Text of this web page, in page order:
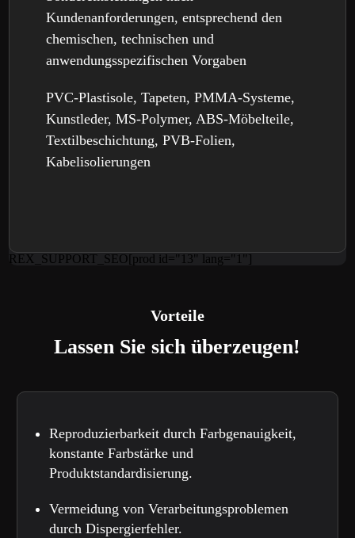
Kundenanforderungen, entsprechend den
chemischen, technischen und
anwendungsspezifischen Vorgaben
PVC-Plastisole, Tapeten,PMMA-Systeme,
Kunstleder, MS-Polymer,ABS-Möbelteile,
Textilbeschichtung,PVB-Folien,
Kabelisolierungen
REX_SUPPORT_SEO[prod id="13" lang="1"]
Vorteile
Lassen Sie sich überzeugen!
Reproduzierbarkeit durch Farbgenauigkeit,
konstante Farbstärke und
Produktstandardisierung.
Vermeidung von Verarbeitungsproblemen
durch Dispergierfehler.